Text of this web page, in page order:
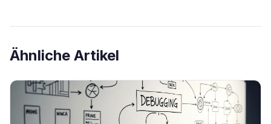
Ähnliche Artikel